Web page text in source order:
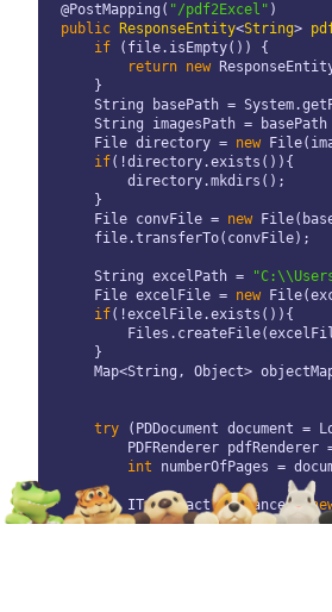
@PostMapping( "/pdf2Excel" )
public
ResponseEntity<String>
if (file.isEmpty()) {
return new
     }
String basePath =
String imagesPath = basePath
     File directory =
new
if(!directory.exists()){
         directory.mkdirs();
     }
     File convFile =
new
     file.transferTo(convFile);
     String excelPath =
     File excelFile =
new
if(!excelFile.exists()){
     }
Map<String, Object>
try (PDDocument document
PDFRenderer pdfRenderer
int numberOfPages =
         ITesseract instance =
         instance.setDatapath(